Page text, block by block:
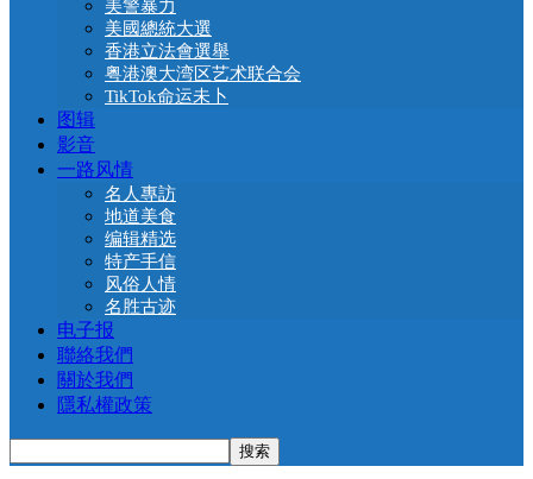
美警暴力
美國總統大選
香港立法會選舉
粤港澳大湾区艺术联合会
TikTok命运未卜
图辑
影音
一路风情
名人專訪
地道美食
编辑精选
特产手信
风俗人情
名胜古迹
电子报
聯絡我們
關於我們
隱私權政策